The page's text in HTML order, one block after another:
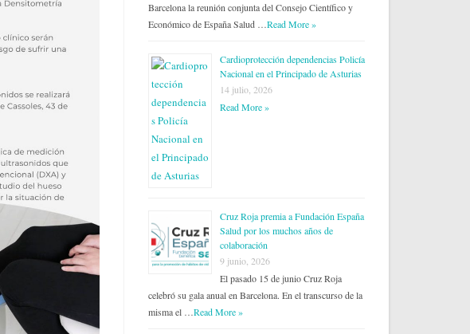
Barcelona la reunión conjunta del Consejo Científico y
Económico de España Salud …Read More »
Cardioprotección dependencias Policía
Nacional en el Principado de Asturias
14 julio, 2026
Read More »
Cruz Roja premia a Fundación España
Salud por los muchos años de
colaboración
9 junio, 2026
El pasado 15 de junio Cruz Roja
celebró su gala anual en Barcelona. En el transcurso de la
misma el …Read More »